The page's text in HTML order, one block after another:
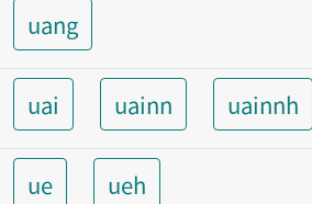
uang
uai uainn uainnh
ue ueh